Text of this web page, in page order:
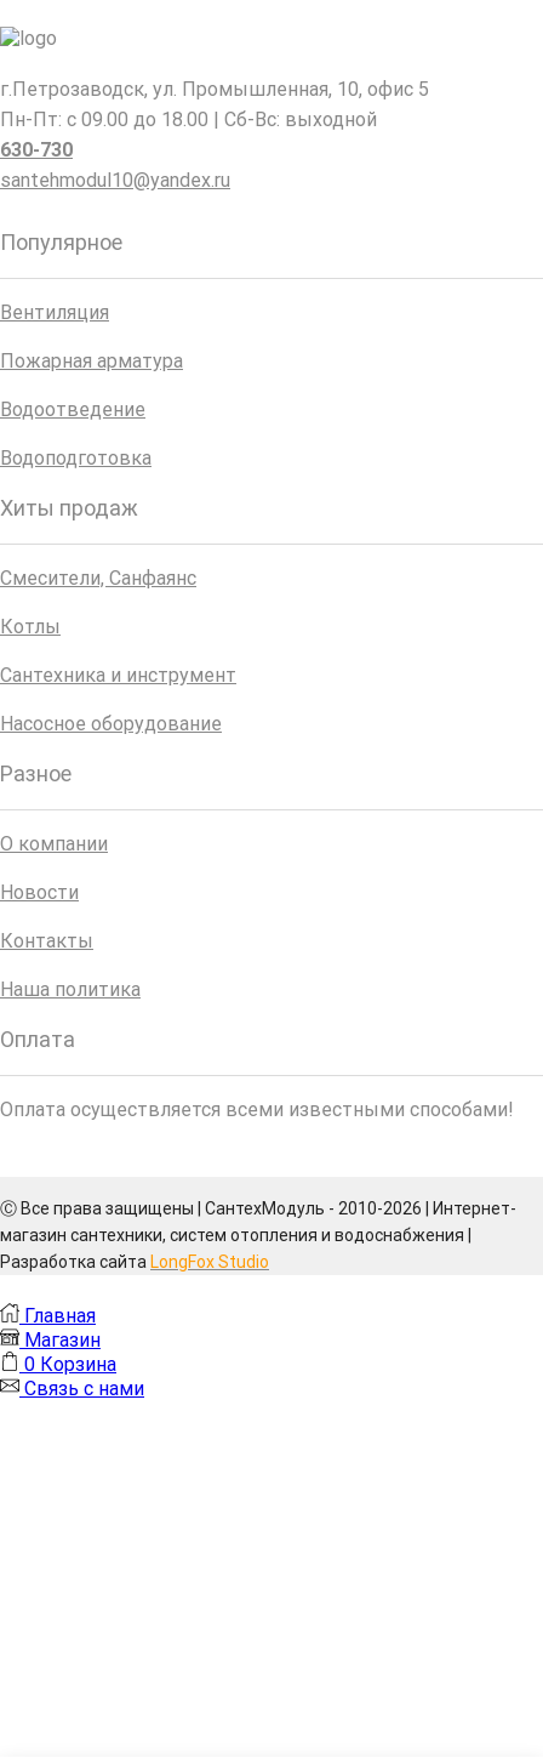
г.Петрозаводск, ул. Промышленная, 10, офис 5
Пн-Пт: с 09.00 до 18.00 | Сб-Вс: выходной
630-730
santehmodul10@yandex.ru
Популярное
Вентиляция
Пожарная арматура
Водоотведение
Водоподготовка
Хиты продаж
Смесители, Санфаянс
Котлы
Сантехника и инструмент
Насосное оборудование
Разное
О компании
Новости
Контакты
Наша политика
Оплата
Оплата осуществляется всеми известными способами!
Ⓒ Все права защищены | СантехМодуль - 2010-2026 | Интернет-
магазин сантехники, систем отопления и водоснабжения |
Разработка сайта LongFox Studio
Главная
Магазин
0 Корзина
Связь с нами